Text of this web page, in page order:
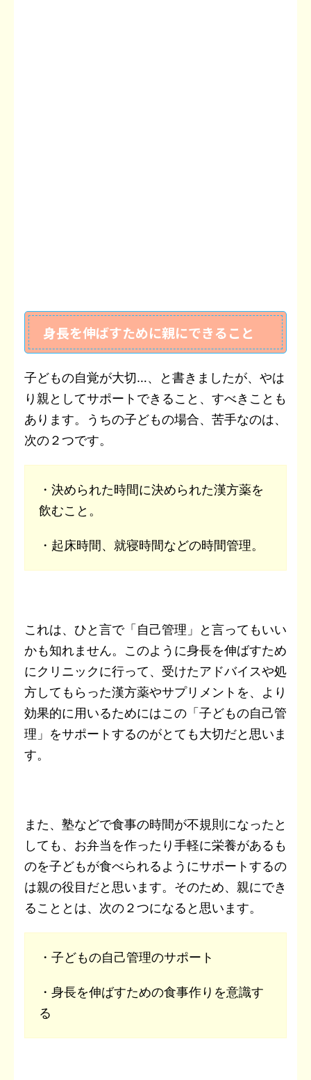
身長を伸ばすために親にできること
子どもの自覚が大切…、と書きましたが、やは
り親としてサポートできること、すべきことも
あります。うちの子どもの場合、苦手なのは、
次の２つです。
・決められた時間に決められた漢方薬を
飲むこと。
・起床時間、就寝時間などの時間管理。
これは、ひと言で「自己管理」と言ってもいい
かも知れません。このように身長を伸ばすため
にクリニックに行って、受けたアドバイスや処
方してもらった漢方薬やサプリメントを、より
効果的に用いるためにはこの「子どもの自己管
理」をサポートするのがとても大切だと思いま
す。
また、塾などで食事の時間が不規則になったと
しても、お弁当を作ったり手軽に栄養があるも
のを子どもが食べられるようにサポートするの
は親の役目だと思います。そのため、親にでき
ることとは、次の２つになると思います。
・子どもの自己管理のサポート
・身長を伸ばすための食事作りを意識す
る